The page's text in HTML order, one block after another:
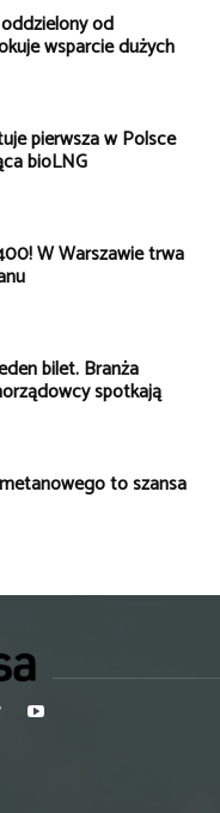
od
wsparcie dużych
pierwsza w Polsce
bioLNG
W Warszawie trwa
bilet. Branża
spotkają
to szansa